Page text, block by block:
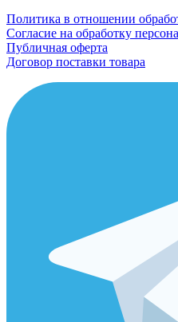
Политика в отношении
Согласие на обработку
Публичная оферта
Договор поставки товара